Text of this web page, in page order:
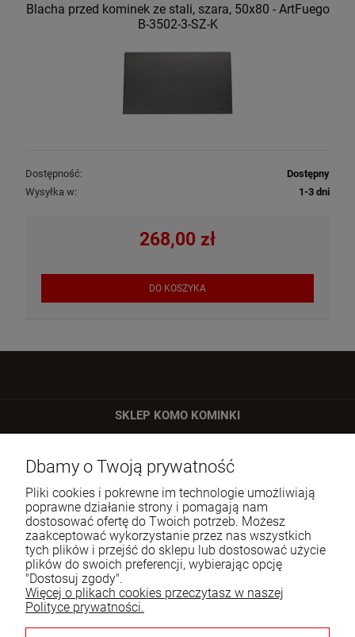
Blacha przed kominek ze stali, szara, 50x80 - ArtFuego
B-3502-3-SZ-K
Dostępność:
Dostępny
Wysyłka w:
1-3 dni
268,00 zł
DO KOSZYKA
SKLEP KOMO KOMINKI
00-716 Warszawa
Tel.:
22 651 09 06
E-mail:
sklep@komo.pl
Moje konto
Pomoc
Informacje
Dbamy o Twoją prywatność
Pliki cookies i pokrewne im technologie umożliwiają
poprawne działanie strony i pomagają nam
dostosować ofertę do Twoich potrzeb. Możesz
zaakceptować wykorzystanie przez nas wszystkich
tych plików i przejść do sklepu lub dostosować użycie
plików do swoich preferencji, wybierając opcję
"Dostosuj zgody".
Więcej o plikach cookies przeczytasz w naszej
Polityce prywatności.